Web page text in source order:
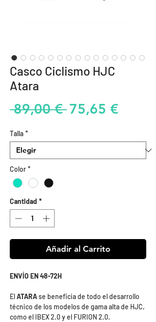
Casco Ciclismo HJC
Atara
89,00 € Precio
75,65 €Precio
oferta
Talla *
Color *
Cantidad *
Añadir al Carrito
ENVÍO EN 48-72H
ElATARAse beneficia de todo el desarrollo
técnico de los modelos de gama alta de HJC,
como el IBEX 2.0 y el FURION 2.0.